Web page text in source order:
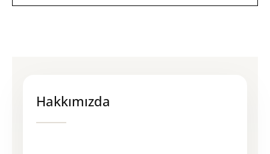
inceliyoruz.
Hakkımızda